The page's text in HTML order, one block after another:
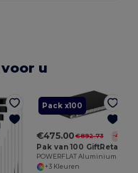
u
Pack x100
€475.00 €892.73 -47%
+3 Kleuren